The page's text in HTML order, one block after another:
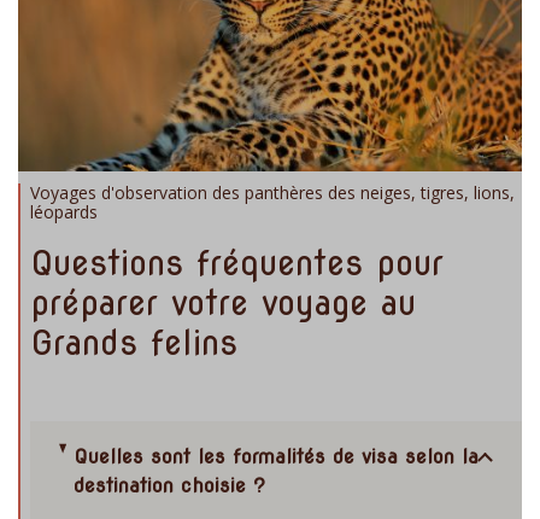
Voyages d'observation des panthères des neiges, tigres, lions,
léopards
Questions fréquentes pour
préparer votre voyage au
Grands felins
Quelles sont les formalités de visa selon la
destination choisie ?